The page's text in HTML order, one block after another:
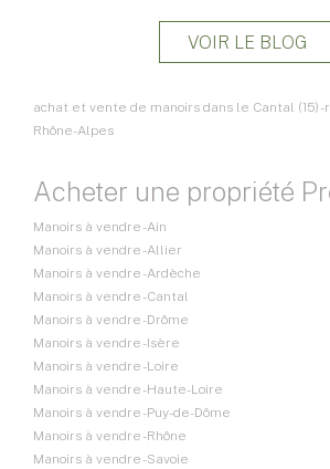
VOIR LE BLOG
achat et vente de manoirs dans le Cantal (15) -
Rhône-Alpes
Acheter une propriété
Manoirs à vendre - Ain
Manoirs à vendre - Allier
Manoirs à vendre - Ardèche
Manoirs à vendre - Cantal
Manoirs à vendre - Drôme
Manoirs à vendre - Isère
Manoirs à vendre - Loire
Manoirs à vendre - Haute-Loire
Manoirs à vendre - Puy-de-Dôme
Manoirs à vendre - Rhône
Manoirs à vendre - Savoie